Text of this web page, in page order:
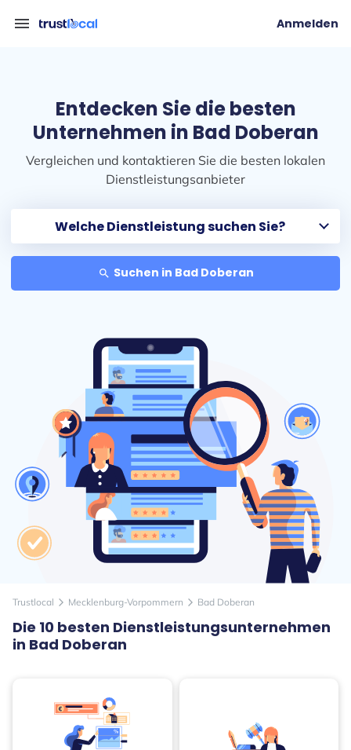
menu Anmelden
Entdecken Sie die besten
Unternehmen in Bad Doberan
Vergleichen und kontaktieren Sie die besten lokalen
Dienstleistungsanbieter
search Suchen in Bad Doberan
Trustlocal arrow_forward_ios Mecklenburg-Vorpommern arrow_forward_ios Bad Doberan
Die 10 besten Dienstleistungsunternehmen
in Bad Doberan